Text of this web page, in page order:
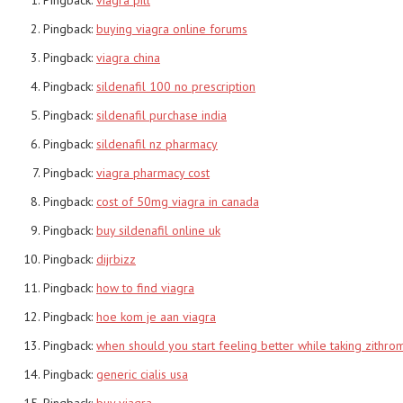
Pingback: buying viagra online forums
Pingback: viagra china
Pingback: sildenafil 100 no prescription
Pingback: sildenafil purchase india
Pingback: sildenafil nz pharmacy
Pingback: viagra pharmacy cost
Pingback: cost of 50mg viagra in canada
Pingback: buy sildenafil online uk
Pingback: dijrbizz
Pingback: how to find viagra
Pingback: hoe kom je aan viagra
Pingback: when should you start feeling better while taking
Pingback: generic cialis usa